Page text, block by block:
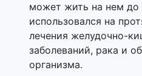
может жить на нем до
использовался на
лечения желудочно-
заболеваний, рака и
организма.